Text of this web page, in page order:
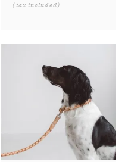
(tax included)